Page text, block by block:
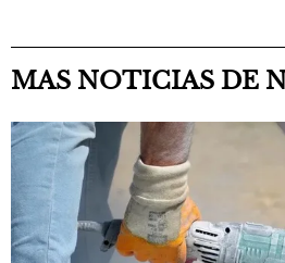
MAS NOTICIAS DE